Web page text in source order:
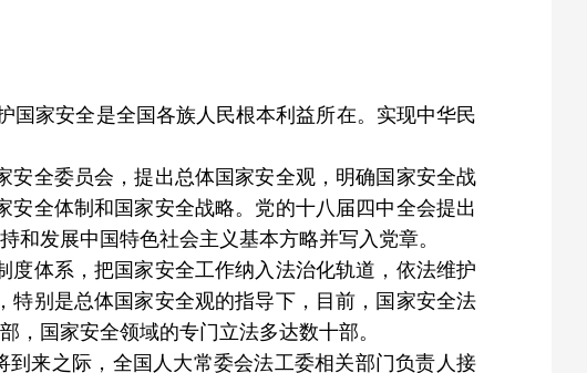
国家安全是全国各族人民根本利益所在。实现中华民
全委员会，提出总体国家安全观，明确国家安全战
全体制和国家安全战略。党的十八届四中全会提出
和发展中国特色社会主义基本方略并写入党章。
体系，把国家安全工作纳入法治化轨道，依法维护
特别是总体国家安全观的指导下，目前，国家安全法
，国家安全领域的专门立法多达数十部。
来之际，全国人大常委会法工委相关部门负责人接